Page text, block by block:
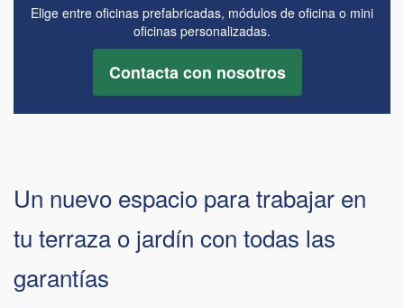
Elige entre oficinas prefabricadas, módulos de oficina o mini
oficinas personalizadas.
Contacta con nosotros
Un nuevo espacio para trabajar en
tu terraza o jardín con todas las
garantías